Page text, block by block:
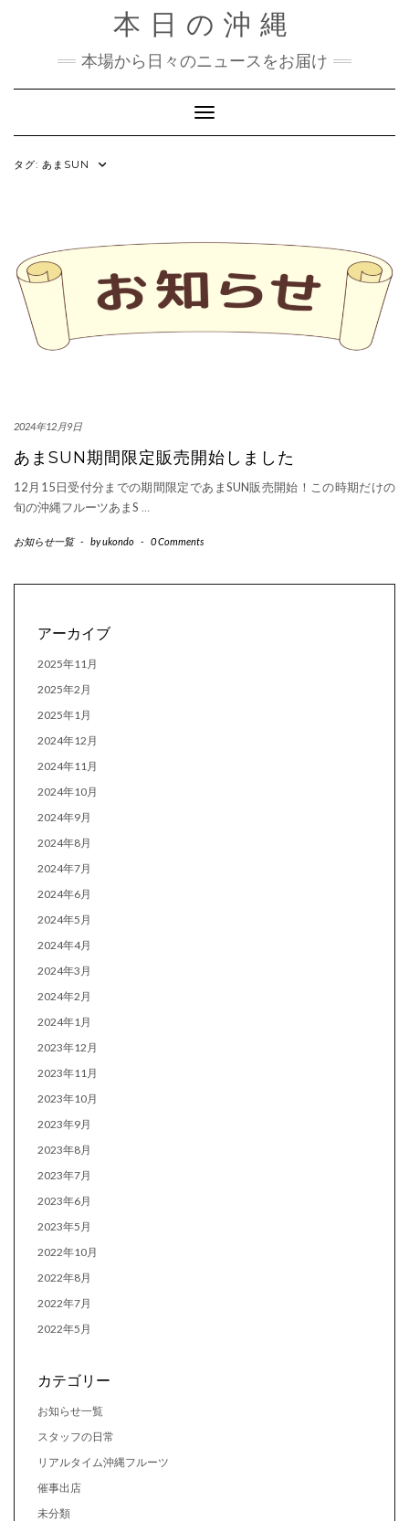
本日の沖縄
本場から日々のニュースをお届け
Toggle Navigation
タグ: あまSUN
2024年12月9日
あまSUN期間限定販売開始しました
12月15日受付分までの期間限定であまSUN販売開始！この時期だけの
旬の沖縄フルーツあまS …
お知らせ一覧 - byukondo - 0 Comments
アーカイブ
2025年11月
2025年2月
2025年1月
2024年12月
2024年11月
2024年10月
2024年9月
2024年8月
2024年7月
2024年6月
2024年5月
2024年4月
2024年3月
2024年2月
2024年1月
2023年12月
2023年11月
2023年10月
2023年9月
2023年8月
2023年7月
2023年6月
2023年5月
2022年10月
2022年8月
2022年7月
2022年5月
カテゴリー
お知らせ一覧
スタッフの日常
リアルタイム沖縄フルーツ
催事出店
未分類